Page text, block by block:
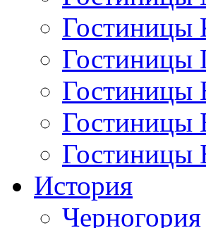
Гостиницы
Гостиницы
Гостиницы
Гостиницы
Гостиницы
История
Черногория